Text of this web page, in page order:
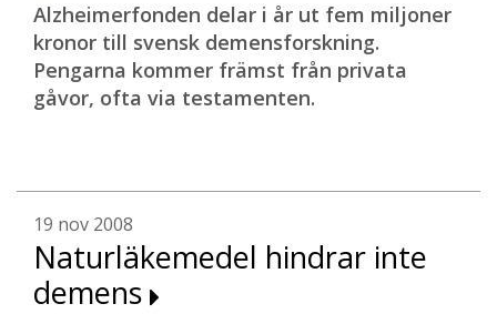
Alzheimerfonden delar i år ut fem miljoner
kronor till svensk demensforskning.
Pengarna kommer främst från privata
gåvor, ofta via testamenten.
19 nov 2008
Naturläkemedel hindrar inte
demens